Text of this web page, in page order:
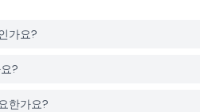
가요?
?
한가요?